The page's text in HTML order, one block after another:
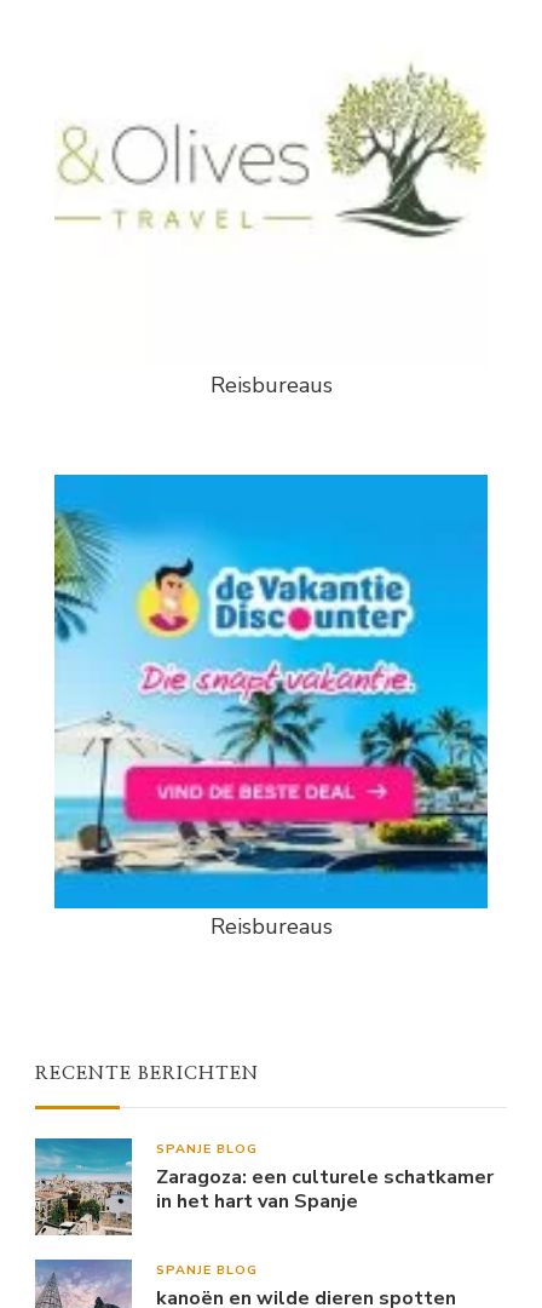
Reisbureaus
Reisbureaus
RECENTE BERICHTEN
SPANJE BLOG
Zaragoza: een culturele schatkamer
in het hart van Spanje
SPANJE BLOG
kanoën en wilde dieren spotten